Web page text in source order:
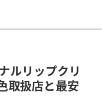
ルリップクリ
取扱店と最安